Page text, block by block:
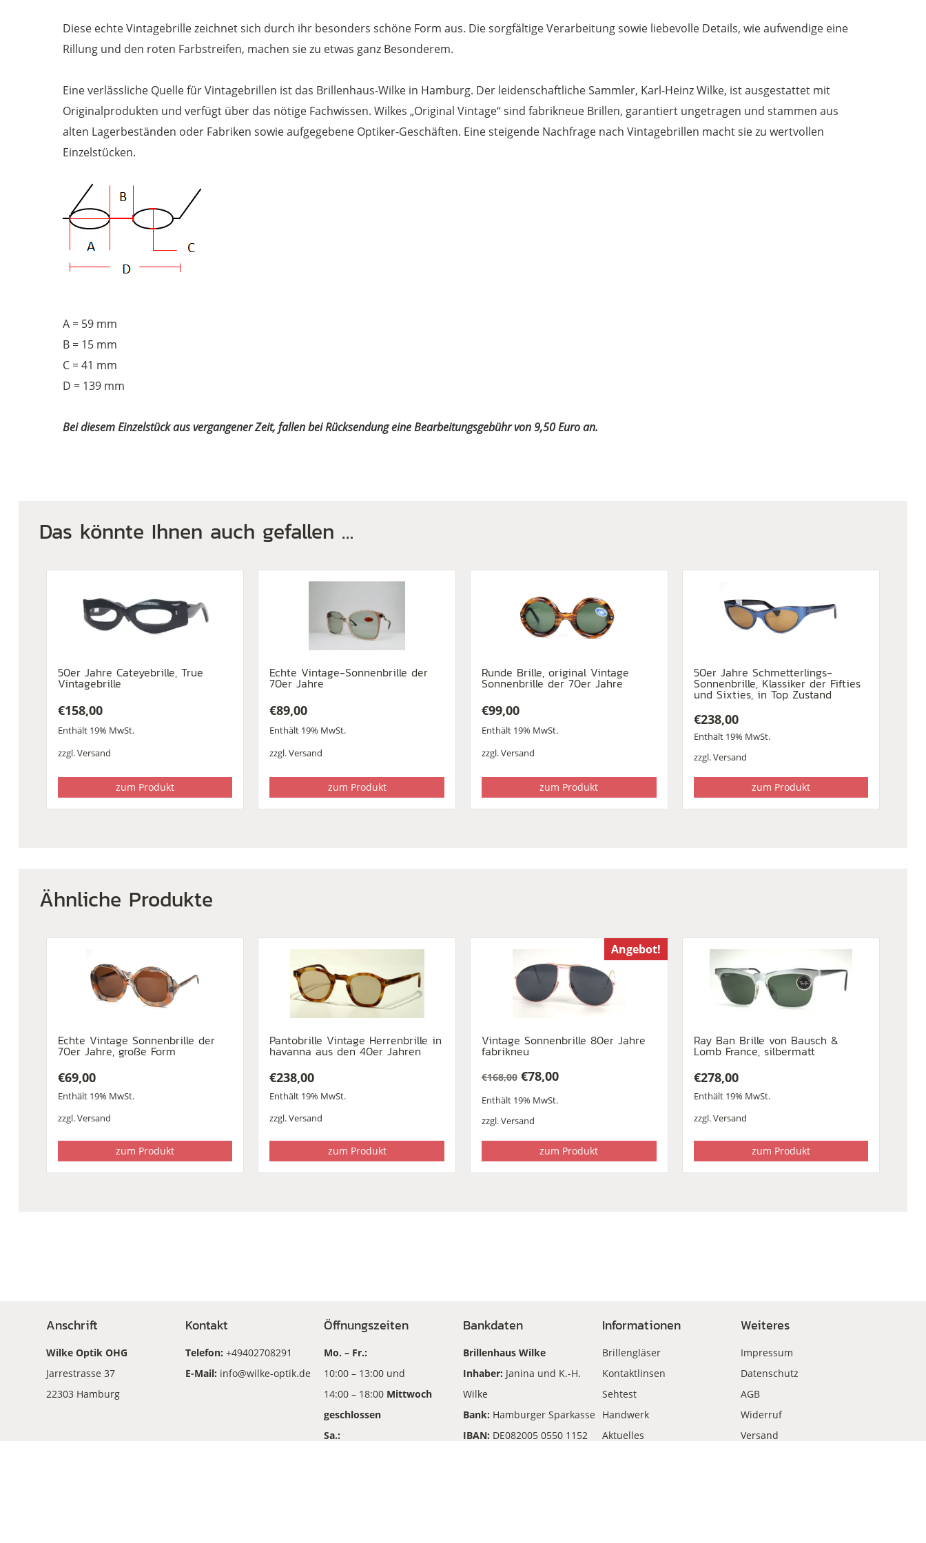
Diese echte Vintagebrille zeichnet sich durch ihr besonders schöne Form aus. Die sorgfältige Verarbeitung sowie liebevolle Details, wie aufwendige eine
Rillung und den roten Farbstreifen, machen sie zu etwas ganz Besonderem.
Eine verlässliche Quelle für Vintagebrillen ist das Brillenhaus-Wilke in Hamburg. Der leidenschaftliche Sammler, Karl-Heinz Wilke, ist ausgestattet mit
Originalprodukten und verfügt über das nötige Fachwissen. Wilkes „Original Vintage“ sind fabrikneue Brillen, garantiert ungetragen und stammen aus
alten Lagerbeständen oder Fabriken sowie aufgegebene Optiker-Geschäften. Eine steigende Nachfrage nach Vintagebrillen macht sie zu wertvollen
Einzelstücken.
A = 59 mm
B = 15 mm
C = 41 mm
D = 139 mm
Bei diesem Einzelstück aus vergangener Zeit, fallen bei Rücksendung eine Bearbeitungsgebühr von 9,50 Euro an.
Das könnte Ihnen auch gefallen …
50er Jahre Cateyebrille, True
Vintagebrille
€158,00
Enthält 19% MwSt.
zzgl.Versand
zum Produkt
Echte Vintage-Sonnenbrille der
70er Jahre
€89,00
Enthält 19% MwSt.
zzgl.Versand
zum Produkt
Runde Brille, original Vintage
Sonnenbrille der 70er Jahre
€99,00
Enthält 19% MwSt.
zzgl.Versand
zum Produkt
50er Jahre Schmetterlings-
Sonnenbrille, Klassiker der Fifties
und Sixties, in Top Zustand
€238,00
Enthält 19% MwSt.
zzgl.Versand
zum Produkt
Ähnliche Produkte
Echte Vintage Sonnenbrille der
70er Jahre, große Form
€69,00
Enthält 19% MwSt.
zzgl.Versand
zum Produkt
Pantobrille Vintage Herrenbrille in
havanna aus den 40er Jahren
€238,00
Enthält 19% MwSt.
zzgl.Versand
zum Produkt
Angebot!
Vintage Sonnenbrille 80er Jahre
fabrikneu
€168,00
Preis
war:
€78,00
Preis
ist:
Enthält 19% MwSt.
zzgl.Versand
zum Produkt
Ray Ban Brille von Bausch &
Lomb France, silbermatt
€278,00
Enthält 19% MwSt.
zzgl.Versand
zum Produkt
Anschrift
Wilke Optik OHG
Jarrestrasse 37
22303 Hamburg
Kontakt
Telefon: +49402708291
E-Mail: info@wilke-optik.de
Öffnungszeiten
Mo. – Fr.:
10:00 – 13:00 und
14:00 – 18:00 Mittwoch
geschlossen
Sa.:
Bankdaten
Brillenhaus Wilke
Inhaber: Janina und K.-H.
Wilke
Bank: Hamburger Sparkasse
IBAN: DE082005 0550 1152
Informationen
Brillengläser
Kontaktlinsen
Sehtest
Handwerk
Aktuelles
Weiteres
Impressum
Datenschutz
AGB
Widerruf
Versand